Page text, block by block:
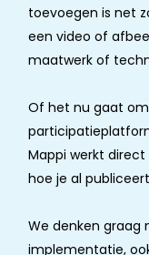
toevoegen is net
een video of
maatwerk of
Of het nu gaat
Mappi werkt direct
hoe je al
We denken graag
implementatie,